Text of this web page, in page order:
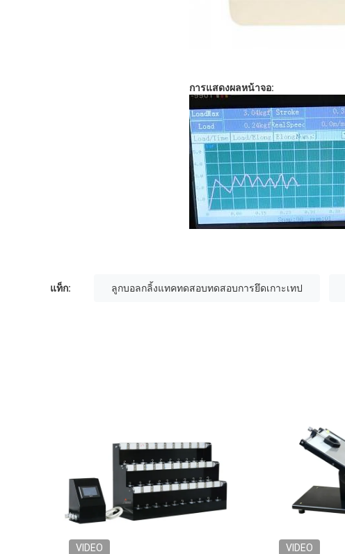
การแสดงผลหน้าจอ:
แท็ก: ลูกบอลกลิ้งแทคทดสอบทดสอบการยึดเกาะเทป
VIDEO VIDEO